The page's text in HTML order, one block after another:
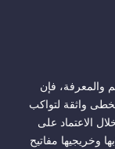
والمعرفة، فإن
بخطى واثقة لتواكب
الاعتماد على
وخريجيها مفاتيح